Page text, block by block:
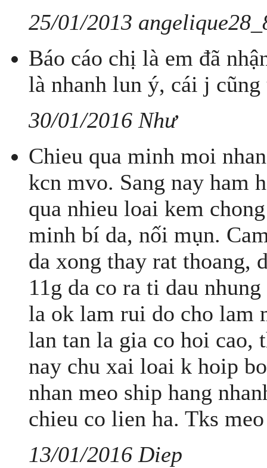
25/01/2013
Báo cáo chị là em đã
là nhanh lun ý, cái j
30/01/2016 Như
Chieu qua minh moi
kcn mvo. Sang nay ham
qua nhieu loai kem
minh bí da, nối mụn.
da xong thay rat thoang,
11g da co ra ti dau
la ok lam rui do cho lam
lan tan la gia co hoi cao,
nay chu xai loai k hoip
nhan meo ship hang
chieu co lien ha. Tks
13/01/2016 Diep